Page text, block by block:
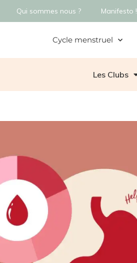
Qui sommes nous ? Manifesto !
Cycle menstruel
Les Clubs